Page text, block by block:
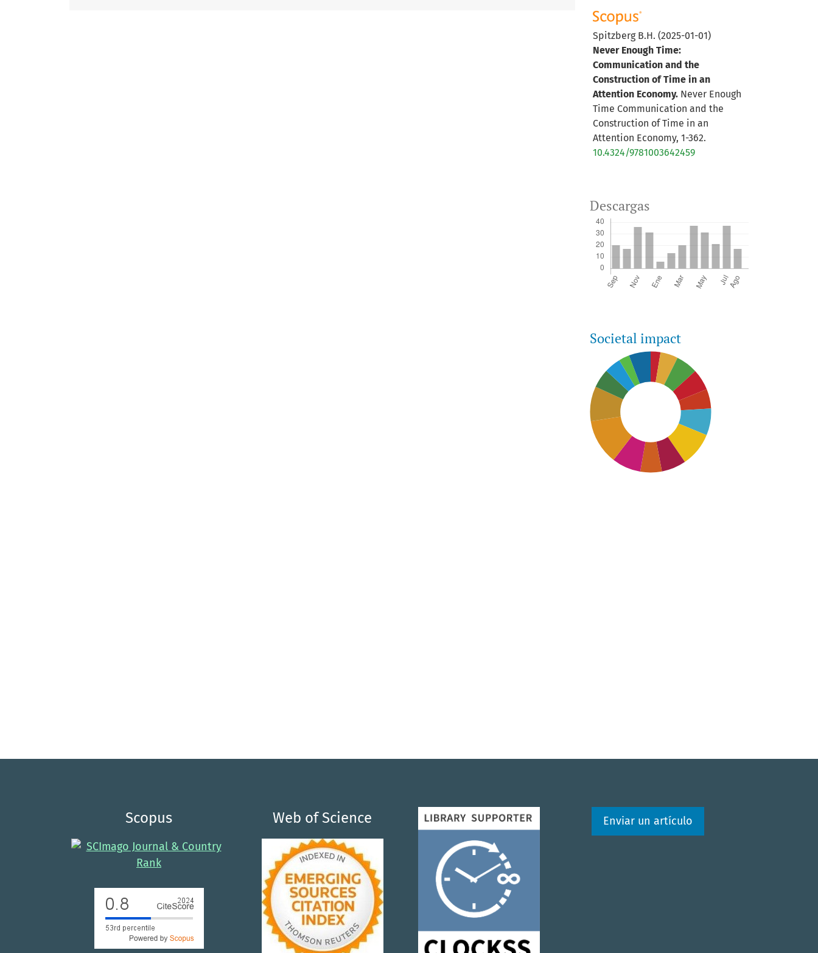
Spitzberg B.H. (2025-01-01)
Never Enough Time:
Communication and the
Construction of Time in an
Attention Economy. Never Enough
Time Communication and the
Construction of Time in an
Attention Economy, 1-362.
10.4324/9781003642459
Descargas
Societal impact
Scopus Web of Science Enviar un artículo